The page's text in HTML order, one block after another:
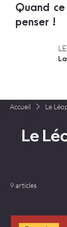
Quand
penser !
Accueil Le
Le
9 articles